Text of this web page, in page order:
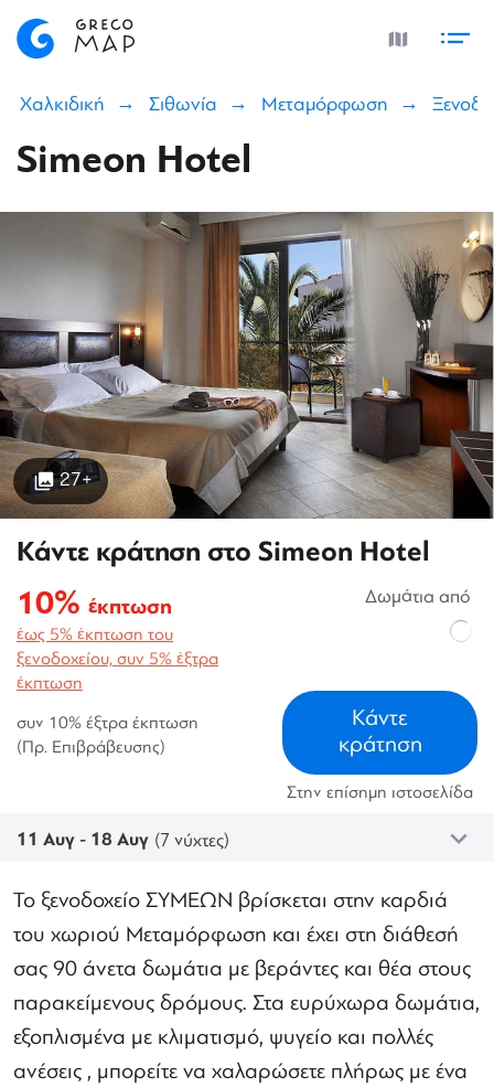
Χαλκιδική Σιθωνία Μεταμόρφωση
Simeon Hotel
27+
Κάντε κράτηση στο Simeon Hotel
10% έκπτωση
έως 5% έκπτωση του
ξενοδοχείου, συν 5% έξτρα
έκπτωση
συν 10% έξτρα έκπτωση
(Πρ. Επιβράβευσης)
Δωμάτια από
Κάντε
κράτηση
Στην επίσημη ιστοσελίδα
11 Αυγ - 18 Αυγ (7 νύχτες)
Το ξενοδοχείο ΣΥΜΕΩΝ βρίσκεται στην καρδιά
του χωριού Μεταμόρφωση και έχει στη διάθεσή
σας 90 άνετα δωμάτια με βεράντες και θέα στους
παρακείμενους δρόμους. Στα ευρύχωρα δωμάτια,
εξοπλισμένα με κλιματισμό, ψυγείο και πολλές
ανέσεις , μπορείτε να χαλαρώσετε πλήρως με ένα